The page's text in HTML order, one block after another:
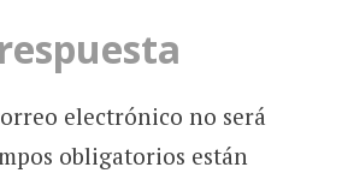
electrónico no será
obligatorios están